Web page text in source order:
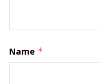
Name *